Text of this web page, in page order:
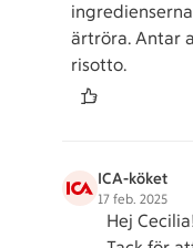
ärtröra. Antar
risotto.
ICA-köket
17 feb. 2025
Hej